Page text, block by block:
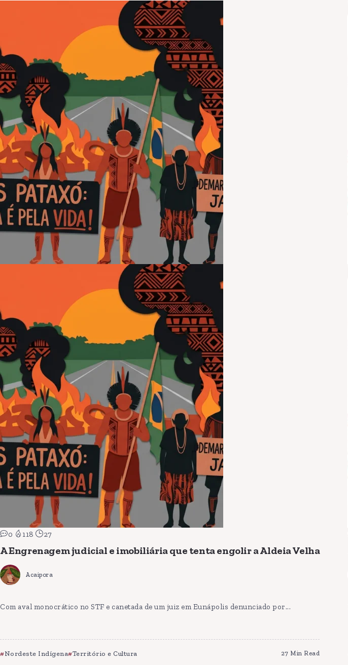
0 118 27
A Engrenagem judicial e imobiliária que tenta engolir a Aldeia Velha
Acaipora
Com aval monocrático no STF e canetada de um juiz em Eunápolis denunciado por...
Nordeste Indígena Território e Cultura 27 Min Read